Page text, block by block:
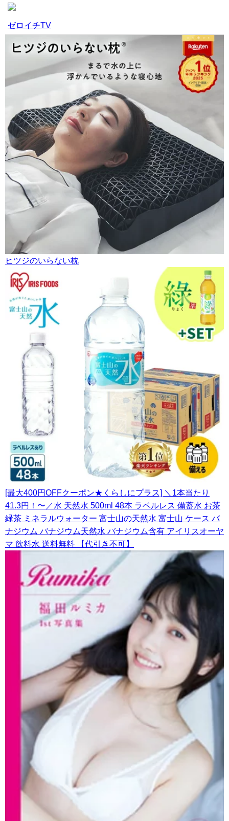
ゼロイチTV
ヒツジのいらない枕
[最大400円OFFクーポン★くらしにプラス] ＼1本当たり
41.3円！〜／水 天然水 500ml 48本 ラベルレス 備蓄水 お茶
緑茶 ミネラルウォーター 富士山の天然水 富士山 ケース バ
ナジウム バナジウム天然水 バナジウム含有 アイリスオーヤ
マ 飲料水 送料無料 【代引き不可】